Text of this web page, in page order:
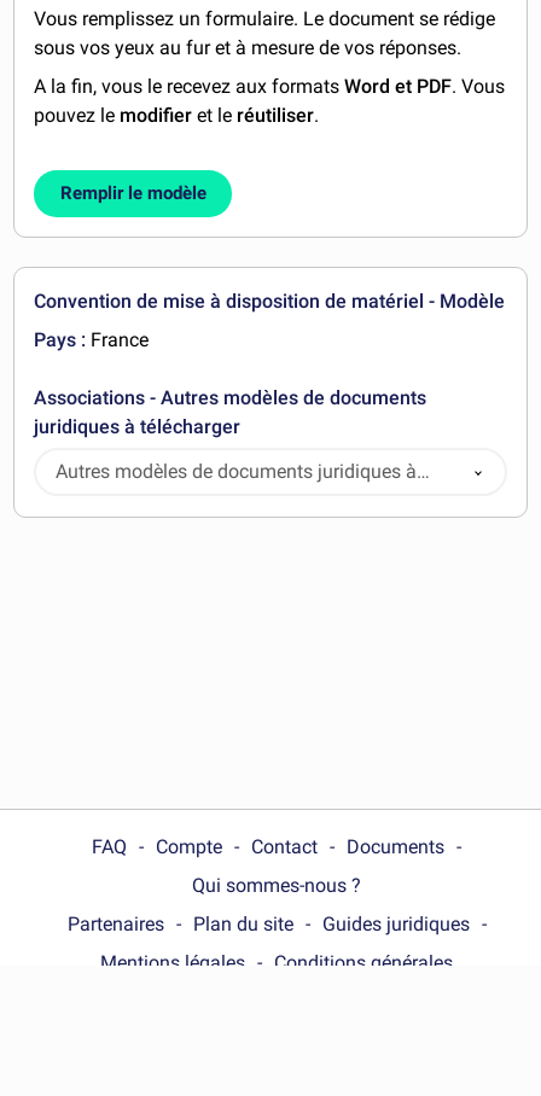
Vous remplissez un formulaire. Le document se rédige
sous vos yeux au fur et à mesure de vos réponses.
A la fin, vous le recevez aux formatsWord et PDF. Vous
pouvez le modifier et le réutiliser.
Remplir le modèle
Convention de mise à disposition de matériel - Modèle
Pays : France
Associations - Autres modèles de documents
juridiques à télécharger
Autres modèles de documents juridiques à
télécharger
FAQ Compte Contact
Documents
Qui sommes-nous ?
Partenaires
Plan du site
Guides juridiques
Mentions légales
Conditions générales